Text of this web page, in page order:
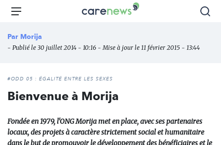
Aller
principal
Carenews,
des
l'engagement
Menu
Par Morija
- Publié le 30 juillet 2014 - 10:16 - Mise à jour le 11 février 2015 - 13:44
#ODD 05 : ÉGALITÉ ENTRE LES SEXES
Bienvenue à Morija
Fondée en 1979, l'ONG Morija met en place, avec ses partenaires
locaux, des projets à caractère strictement social et humanitaire
dans le but de promouvoir le développement des bénéficiaires et le